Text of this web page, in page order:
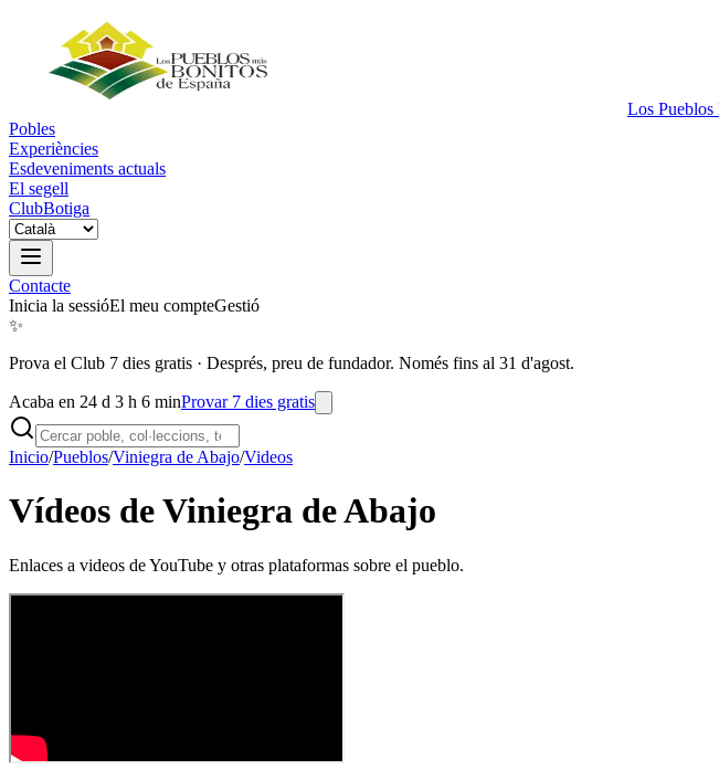
Los
Pobles
Experiències
Esdeveniments actuals
El segell
ClubBotiga
Contacte
Inicia la sessióEl meu compteGestió
✨
Prova el Club 7 dies gratis · Després, preu de fundador. Només fins al 31 d'agost.
Acaba en 24 d 3 h 6 minProvar 7 dies gratis
Inicio/Pueblos/Viniegra de Abajo/Videos
Vídeos de Viniegra de Abajo
Enlaces a videos de YouTube y otras plataformas sobre el pueblo.